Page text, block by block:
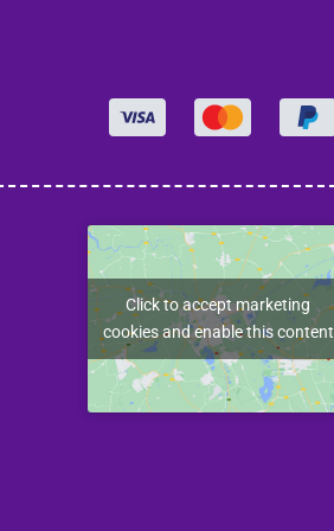
Click to accept marketing
cookies and enable this content